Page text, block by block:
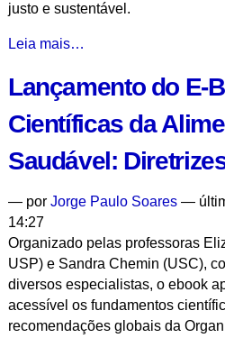
justo e sustentável.
IA
Cidades
Alfabetização,
e
para
o
Século
XXI
-
Leia mais…
Lançamento do E-
Científicas da
Saudável:
— por Jorge Paulo Soares—
14:27
Organizado pelas professoras
USP) e Sandra Chemin (USC),
diversos especialistas, o ebook
acessível os fundamentos
recomendações globais da